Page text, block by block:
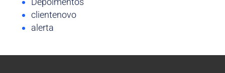
clientenovo
alerta